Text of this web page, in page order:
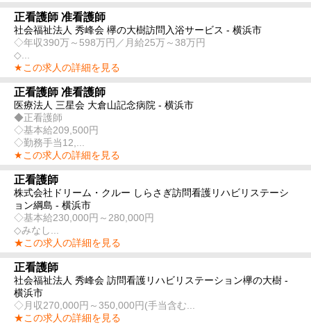
正看護師 准看護師
社会福祉法人 秀峰会 欅の大樹訪問入浴サービス - 横浜市
◇年収390万～598万円／月給25万～38万円
◇...
★この求人の詳細を見る
正看護師 准看護師
医療法人 三星会 大倉山記念病院 - 横浜市
◆正看護師
◇基本給209,500円
◇勤務手当12,...
★この求人の詳細を見る
正看護師
株式会社ドリーム・クルー しらさぎ訪問看護リハビリステーシ
ョン綱島 - 横浜市
◇基本給230,000円～280,000円
◇みなし...
★この求人の詳細を見る
正看護師
社会福祉法人 秀峰会 訪問看護リハビリステーション欅の大樹 -
横浜市
◇月収270,000円～350,000円(手当含む...
★この求人の詳細を見る